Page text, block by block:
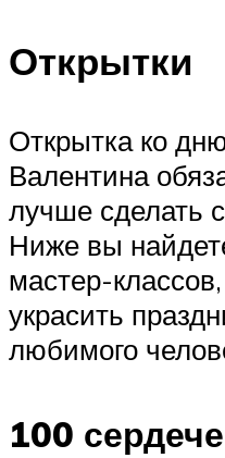
Открытки
Открытка ко
Валентина
лучше сделать
Ниже вы
мастер-
украсить
любимого
100